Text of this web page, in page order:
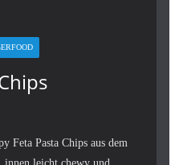
Feta Pasta Chips aus dem